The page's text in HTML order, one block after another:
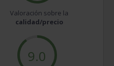
Valoración sobre la
calidad/precio
9.0